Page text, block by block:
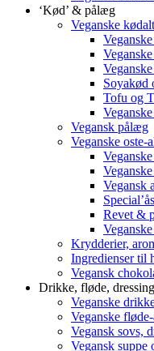
‘Kød’ & pålæg
Veganske
Soyakød
Tofu og
Vegansk pålæg
Veganske oste-
Vegansk
Revet &
Krydderier,
Ingredienser til
Vegansk
Drikke, fløde,
Veganske
Veganske
Vegansk sovs,
Vegansk suppe